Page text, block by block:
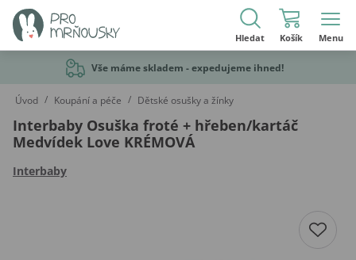
Hledat Košík Menu
Vše máme skladem - expedujeme ihned!
Úvod / Koupání a péče / Dětské osušky a žínky
Interbaby Osuška froté + hřeben/kartáč
Medvídek Love KRÉMOVÁ
Interbaby